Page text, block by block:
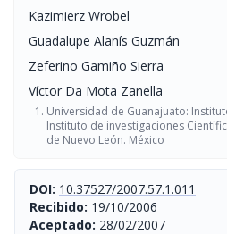
Kazimierz Wrobel
Guadalupe Alanís Guzmán
Zeferino Gamiño Sierra
Víctor Da Mota Zanella
Universidad de Guanajuato:
Instituto de investigaciones
de Nuevo León. México
DOI: 10.37527/2007.57.1.011
Recibido: 19/10/2006
Aceptado: 28/02/2007